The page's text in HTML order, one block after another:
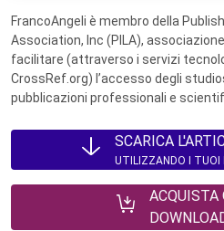
FrancoAngeli è membro della
Association, Inc (PILA),
facilitare (attraverso i servizi
CrossRef.org) l’accesso degli
pubblicazioni professionali e
SCARICA
UTILIZZANDO I TUOI
ACQUISTA